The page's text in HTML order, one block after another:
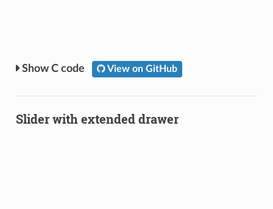
C code View on GitHub
Slider with extended drawer